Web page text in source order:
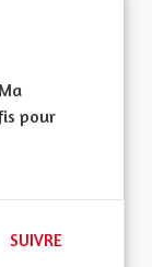
pour
50 ABONNÉS
SUIVRE